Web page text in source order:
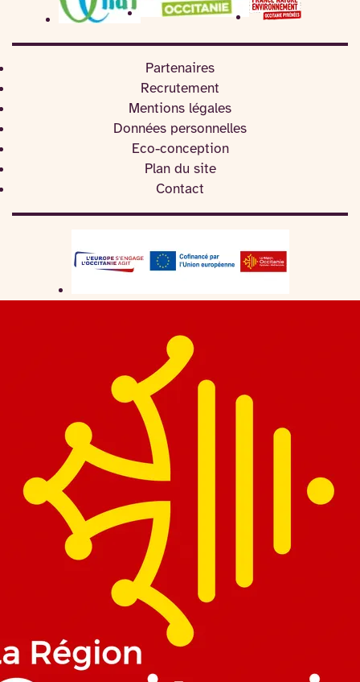
Partenaires
Recrutement
Mentions légales
Données personnelles
Eco-conception
Plan du site
Contact